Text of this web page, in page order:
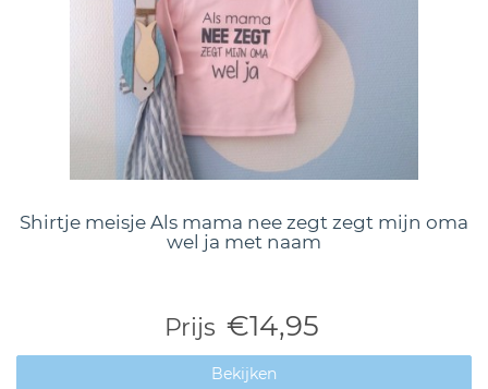
Shirtje meisje Als mama nee zegt zegt mijn oma
wel ja met naam
Prijs €14,95
Bekijken